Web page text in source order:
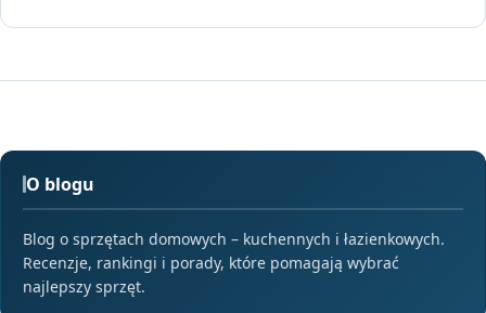
O blogu
Blog o sprzętach domowych – kuchennych i łazienkowych.
Recenzje, rankingi i porady, które pomagają wybrać
najlepszy sprzęt.